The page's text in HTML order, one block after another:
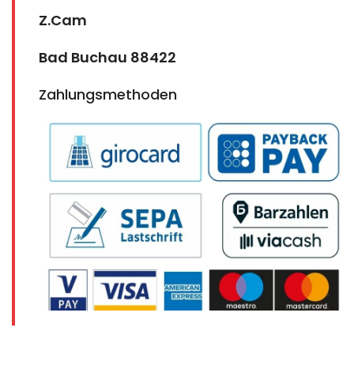
Z.Cam
Bad Buchau 88422
Zahlungsmethoden